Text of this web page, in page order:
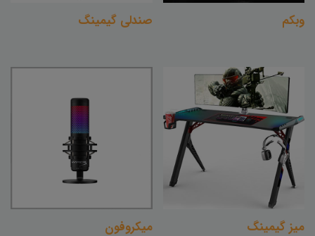
وبکم صندلی گیمینگ
میز گیمینگ میکروفون